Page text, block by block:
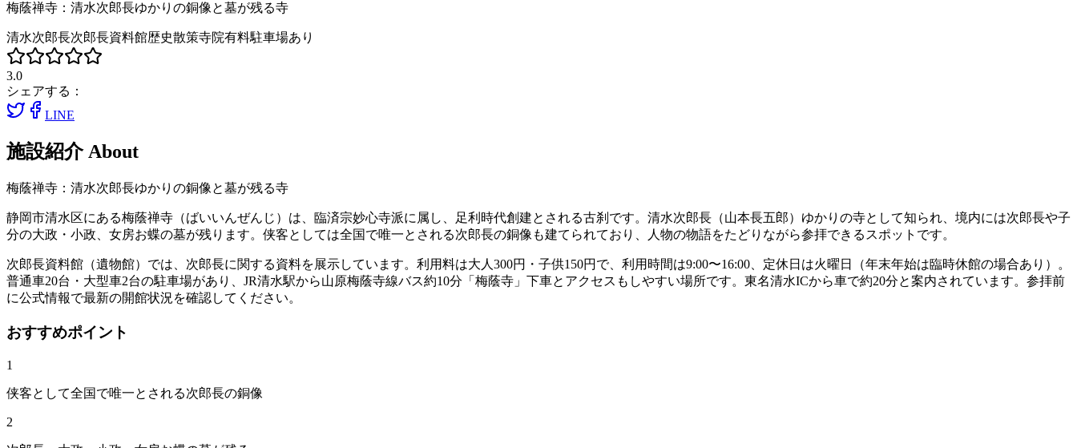
梅蔭禅寺：清水次郎長ゆかりの銅像と墓が残る寺
清水次郎長次郎長資料館歴史散策寺院有料駐車場あり
3.0
シェアする：
LINE
施設紹介 About
梅蔭禅寺：清水次郎長ゆかりの銅像と墓が残る寺
静岡市清水区にある梅蔭禅寺（ばいいんぜんじ）は、臨済宗妙心寺派に属し、足利時代創建とされる古刹です。清水次郎長（山本長五郎）ゆかりの寺として知られ、境内には次郎長や子
分の大政・小政、女房お蝶の墓が残ります。侠客としては全国で唯一とされる次郎長の銅像も建てられており、人物の物語をたどりながら参拝できるスポットです。
次郎長資料館（遺物館）では、次郎長に関する資料を展示しています。利用料は大人300円・子供150円で、利用時間は9:00〜16:00、定休日は火曜日（年末年始は臨時休館の場合あり）。
普通車20台・大型車2台の駐車場があり、JR清水駅から山原梅蔭寺線バス約10分「梅蔭寺」下車とアクセスもしやすい場所です。東名清水ICから車で約20分と案内されています。参拝前
に公式情報で最新の開館状況を確認してください。
おすすめポイント
1
侠客として全国で唯一とされる次郎長の銅像
2